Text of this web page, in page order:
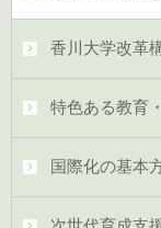
香川大学改革
特色ある教育
国際化の基本